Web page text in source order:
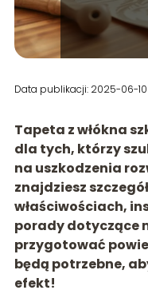
Data publikacji: 2025-06-10
Tapeta z włókna
dla tych, którzy
na uszkodzenia
znajdziesz
właściwościach,
porady dotyczące
przygotować
będą potrzebne,
efekt!